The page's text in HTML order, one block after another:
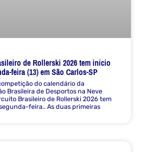
de Rollerski 2026 tem início
feira (13) em São Carlos-SP
do calendário da
Brasileira de Desportos na Neve
Brasileiro de Rollerski 2026 tem
feira.. As duas primeiras